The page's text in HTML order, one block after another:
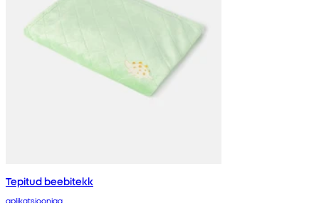
Tepitud beebitekk
aplikatsiooniga